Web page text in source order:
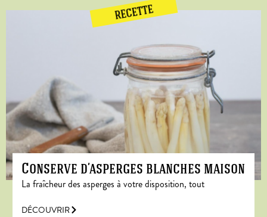
RECETTE
Conserve d’asperges blanches maison
La fraîcheur des asperges à votre disposition, tout
DÉCOUVRIR